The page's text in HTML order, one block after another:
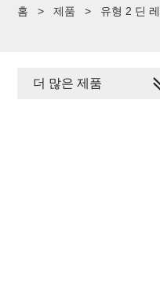
홈 > 제품 > 유형 2 딘
더 많은 제품